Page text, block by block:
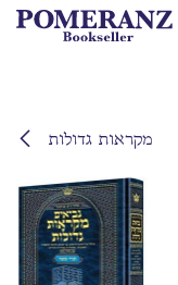
Skip to Content
מקראות גדולות